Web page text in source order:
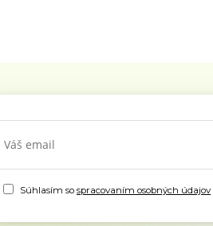
Súhlasím sospracovaním osobných údajov